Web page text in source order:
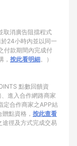
取消廣告阻擋程式
24小時內並以同一
付款期間內完成付
， 按此看明細。）
點數回饋資
進入合作網路商家
定合作商家之APP結
點資格， 按此查看
途徑及方式完成交易